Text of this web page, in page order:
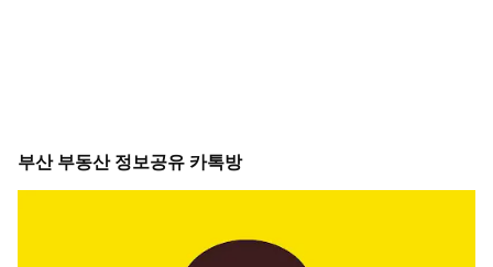
부산 부동산 정보공유 카톡방